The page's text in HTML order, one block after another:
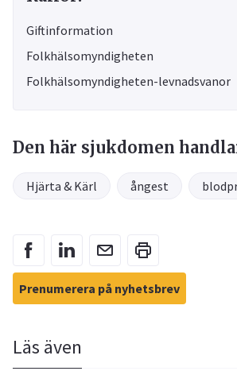
Giftinformation
Folkhälsomyndigheten
Folkhälsomyndigheten-levnadsvanor
Den här sjukdomen
Hjärta & Kärl ångest
Prenumerera på nyhetsbrev
Läs även